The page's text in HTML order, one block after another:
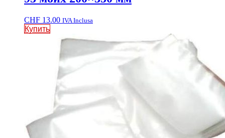
CHF 13.00 IVA Inclusa
Купить